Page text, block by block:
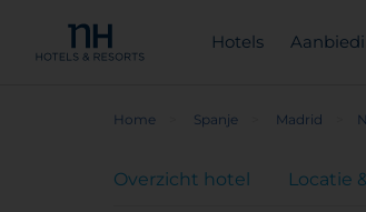
Hotels
Home Spanje Madrid
Overzicht hotel Locatie